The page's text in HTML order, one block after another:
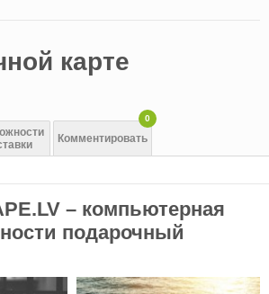
картe
Комментировать
0
– компьютерная
подарочный